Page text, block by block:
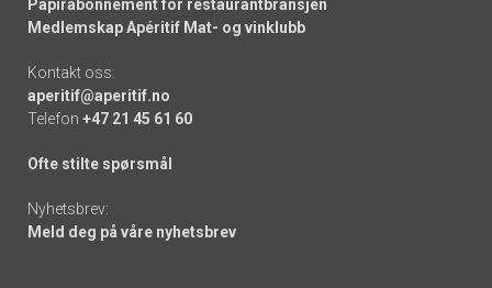
Papirabonnement for restaurantbransjen
Medlemskap Apéritif Mat- og vinklubb
Kontakt oss:
aperitif@aperitif.no
Telefon +47 21 45 61 60
Ofte stilte spørsmål
Nyhetsbrev:
Meld deg på våre nyhetsbrev